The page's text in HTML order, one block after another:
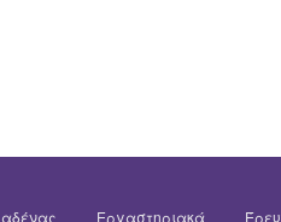
Εργαστηριακά